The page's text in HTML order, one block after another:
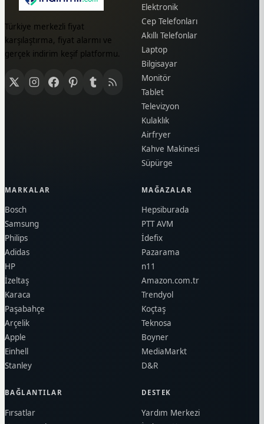
Türkiye merkezli fiyat
karşılaştırma, fiyat alarmı ve
gerçek indirim keşif platformu.
Elektronik
Cep Telefonları
Akıllı Telefonlar
Laptop
Bilgisayar
Monitör
Tablet
Televizyon
Kulaklık
Airfryer
Kahve Makinesi
Süpürge
MARKALAR
Bosch
Samsung
Philips
Adidas
HP
İzeltaş
Karaca
Paşabahçe
Arçelik
Apple
Einhell
Stanley
MAĞAZALAR
Hepsiburada
PTT AVM
İdefix
Pazarama
n11
Amazon.com.tr
Trendyol
Koçtaş
Teknosa
Boyner
MediaMarkt
D&R
BAĞLANTILAR
Fırsatlar
DESTEK
Yardım Merkezi